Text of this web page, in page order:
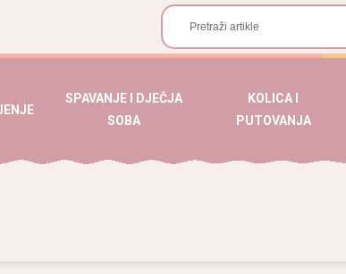
SPAVANJE I DJEČJA
SOBA
KOLICA I
PUTOVANJA